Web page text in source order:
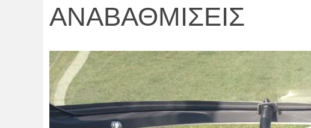
ΑΝΑΒΑΘΜΙΣΕΙΣ